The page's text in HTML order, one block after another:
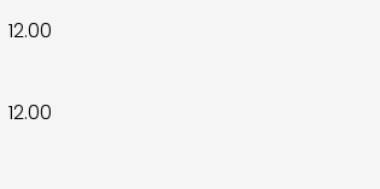
12.00
12.00